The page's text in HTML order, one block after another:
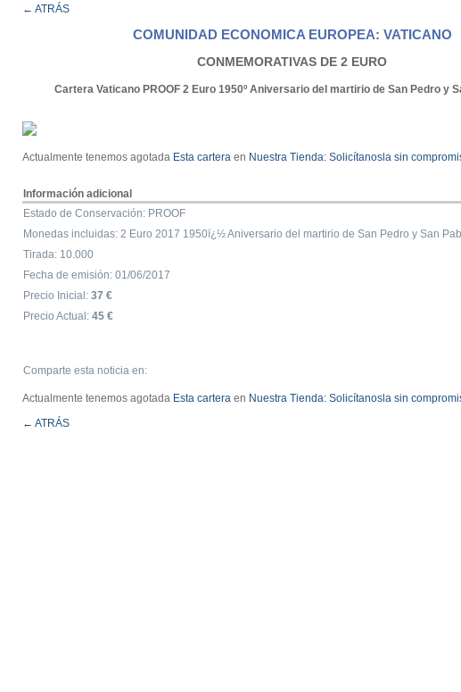
← ATRÁS
COMUNIDAD ECONOMICA EUROPEA: VATICANO
CONMEMORATIVAS DE 2 EURO
Cartera Vaticano PROOF 2 Euro 1950º Aniversario del martirio de San Pedro y
Actualmente tenemos agotada Esta cartera en Nuestra Tienda: Solicítanosla sin
Información adicional
Estado de Conservación: PROOF
Monedas incluidas: 2 Euro 2017 1950ï¿½ Aniversario del martirio de San Pedro y San
Tirada: 10.000
Fecha de emisión: 01/06/2017
Precio Inicial: 37 €
Precio Actual: 45 €
Comparte esta noticia en:
Actualmente tenemos agotada Esta cartera en Nuestra Tienda: Solicítanosla sin
← ATRÁS